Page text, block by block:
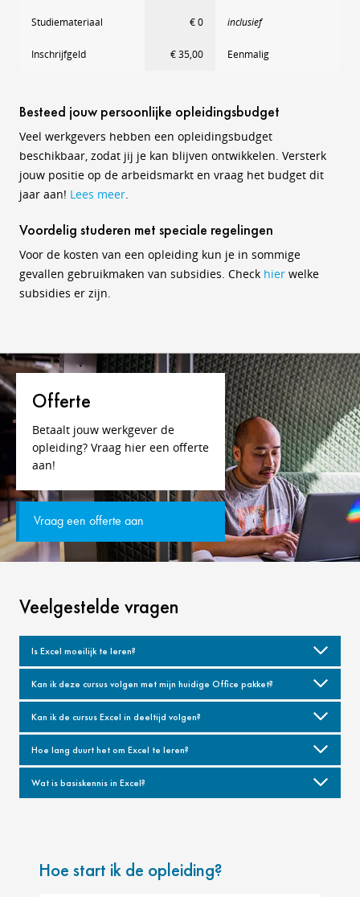
Studiemateriaal € 0 inclusief
Inschrijfgeld € 35,00 Eenmalig
Besteed jouw persoonlijke opleidingsbudget
Veel werkgevers hebben een opleidingsbudget
beschikbaar, zodat jij je kan blijven ontwikkelen. Versterk
jouw positie op de arbeidsmarkt en vraag het budget dit
jaar aan! Lees meer.
Voordelig studeren met speciale regelingen
Voor de kosten van een opleiding kun je in sommige
gevallen gebruikmaken van subsidies. Check hier welke
subsidies er zijn.
Offerte
Betaalt jouw werkgever de
opleiding? Vraag hier een offerte
aan!
Vraag een offerte aan
Veelgestelde vragen
Is Excel moeilijk te leren?
Kan ik deze cursus volgen met mijn huidige Office pakket?
Kan ik de cursus Excel in deeltijd volgen?
Hoe lang duurt het om Excel te leren?
Wat is basiskennis in Excel?
Hoe start ik de opleiding?